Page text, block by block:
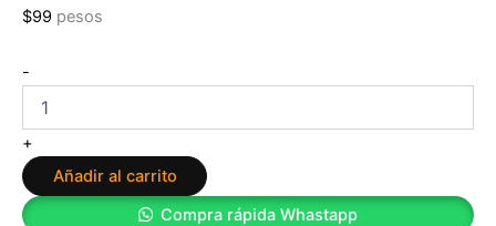
$99 pesos
-
maldita
droga
dura:
Tabú
parte
1
+
Añadir al carrito
Compra rápida Whastapp